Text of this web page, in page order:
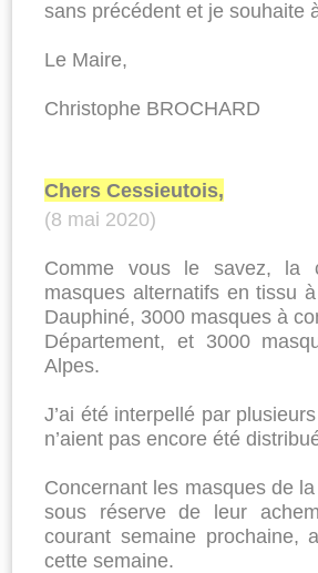
sans précédent et je souhaite
Le Maire,
Christophe BROCHARD
Chers Cessieutois,
(8 mai 2020)
Comme vous le savez, la
masques alternatifs en tissu
Dauphiné, 3000 masques à
Département, et 3000
Alpes.
J’ai été interpellé par
n’aient pas encore été
Concernant les masques de
sous réserve de leur
courant semaine prochaine,
cette semaine.